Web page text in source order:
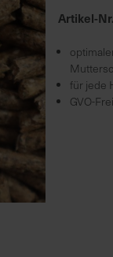
Artikel-Nr.
für jede
GVO-